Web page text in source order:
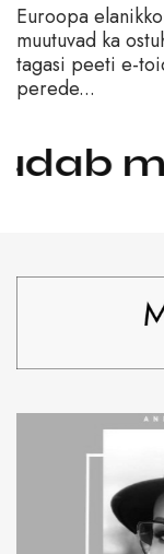
Euroopa
muutuvad ka
tagasi peeti e-
perede...
-